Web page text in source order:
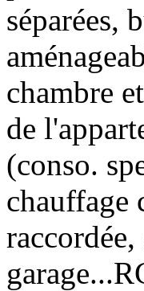
séparées,
chambre
de
(conso.
chauffage